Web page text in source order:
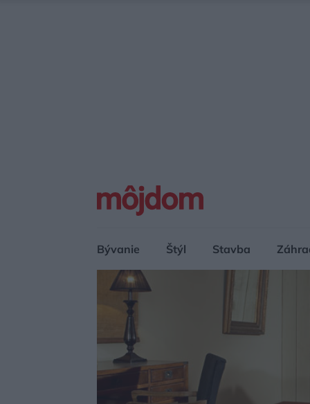
Bývanie Štýl Stavba